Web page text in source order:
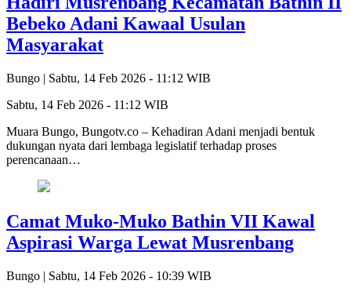
Bebeko Adani Kawaal Usulan
Masyarakat
Bungo | Sabtu, 14 Feb 2026 - 11:12 WIB
Sabtu, 14 Feb 2026 - 11:12 WIB
Muara Bungo, Bungotv.co – Kehadiran Adani menjadi bentuk
dukungan nyata dari lembaga legislatif terhadap proses
perencanaan…
Camat Muko-Muko Bathin VII Kawal
Aspirasi Warga Lewat Musrenbang
Bungo | Sabtu, 14 Feb 2026 - 10:39 WIB